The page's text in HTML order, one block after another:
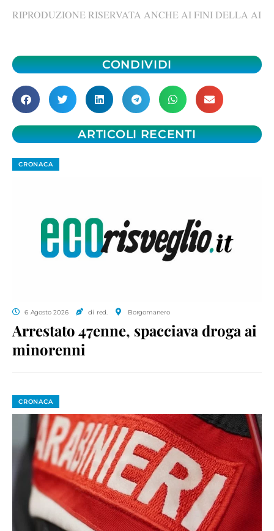
RIPRODUZIONE RISERVATA ANCHE AI FINI DELLA AI
CONDIVIDI
ARTICOLI RECENTI
CRONACA
6 Agosto 2026 di red. Borgomanero
Arrestato 47enne, spacciava droga ai
minorenni
CRONACA